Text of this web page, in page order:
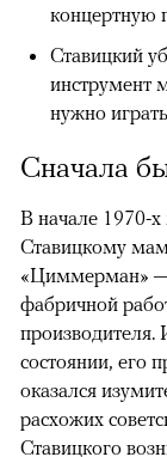
концертную
Ставицкий
инструмент
нужно
Сначала
В начале 1970-
Ставицкому
«Циммерман» —
фабричной
состоянии, его
оказался
расхожих
Ставицкого